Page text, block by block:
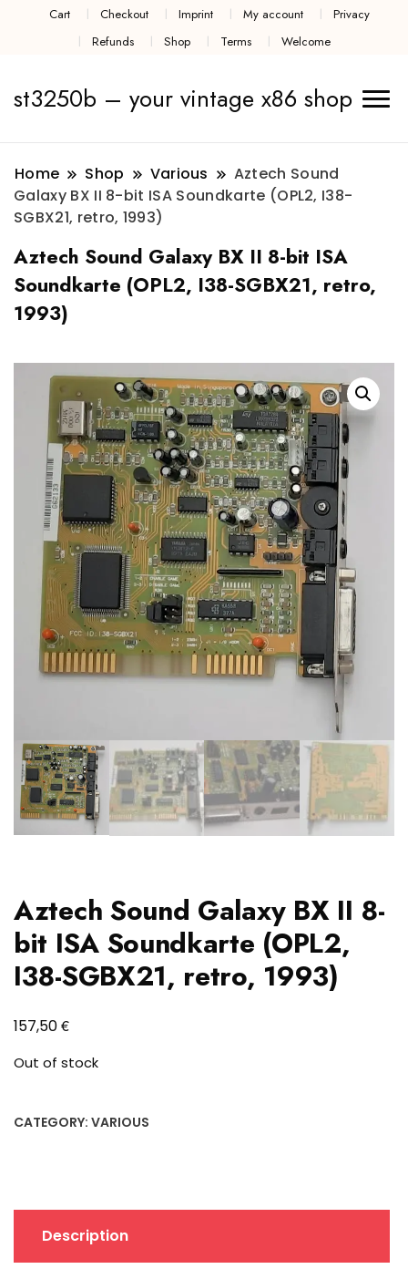
Cart Checkout Imprint My account
Privacy
Refunds
Shop Terms Welcome
st3250b – your vintage x86 shop
Home Shop Various
Aztech Sound
Galaxy BX II 8-bit ISA Soundkarte (OPL2, I38-
SGBX21, retro, 1993)
Aztech Sound Galaxy BX II 8-bit ISA
Soundkarte (OPL2, I38-SGBX21, retro,
1993)
Aztech Sound Galaxy BX II 8-
bit ISA Soundkarte (OPL2,
I38-SGBX21, retro, 1993)
157,50€
Out of stock
CATEGORY: VARIOUS
Description